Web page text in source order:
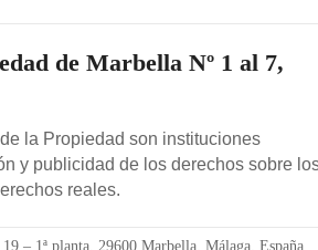
de Marbella Nº 1 al 7,
la Propiedad son instituciones
y publicidad de los derechos sobre
reales.
– 1ª planta, 29600 Marbella, Málaga, España